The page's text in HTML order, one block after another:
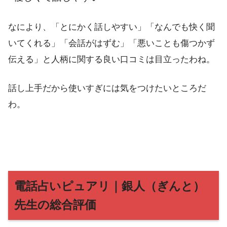
なにより、「とにかく話しやすい」「なんでも快く聞
いてくれる」「会話がはずむ」「悪いことも傷つかず
伝える」と人柄に関する良い口コミは目立ったわね。
話し上手だから使いすぎには気をつけたいところだ
わ。
電話占いピュアリ｜銀人（ぎんと）
先生の総合評価